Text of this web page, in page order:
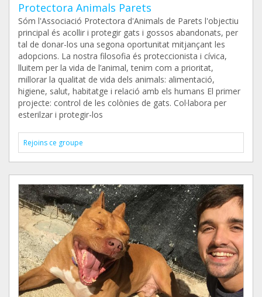
Protectora Animals Parets
Sóm l'Associació Protectora d'Animals de Parets l'objectiu
principal és acollir i protegir gats i gossos abandonats, per
tal de donar-los una segona oportunitat mitjançant les
adopcions. La nostra filosofia és proteccionista i cívica,
lluitem per la vida de l’animal, tenim com a prioritat,
millorar la qualitat de vida dels animals: alimentació,
higiene, salut, habitatge i relació amb els humans El primer
projecte: control de les colònies de gats. Col·labora per
esterilzar i protegir-los
Rejoins ce groupe